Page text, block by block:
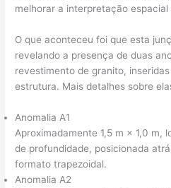
melhorar a interpretação
O que aconteceu foi que esta
revelando a presença de duas
revestimento de granito,
estrutura. Mais detalhes sobre
Anomalia A1
Aproximadamente 1,5 m × 1,0 m,
de profundidade, posicionada
formato trapezoidal.
Anomalia A2